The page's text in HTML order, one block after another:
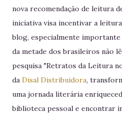
nova recomendação de leitura
iniciativa visa incentivar a
blog, especialmente importante
da metade dos brasileiros não
pesquisa "Retratos da Leitura
da Disal Distribuidora,
uma jornada literária
biblioteca pessoal e encontrar